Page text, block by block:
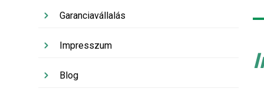
Garanciavállalás
Impresszum
Blog